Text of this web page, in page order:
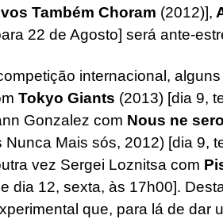
Também Choram (2012)],
22 de Agosto] será ante-
internacional,
Tokyo Giants (2013) [dia 9,
Gonzalez com Nous ne
Nunca Mais sós, 2012) [dia 9,
vez Sergei Loznitsa com
dia 12, sexta, às 17h00].
que, para lá de dar